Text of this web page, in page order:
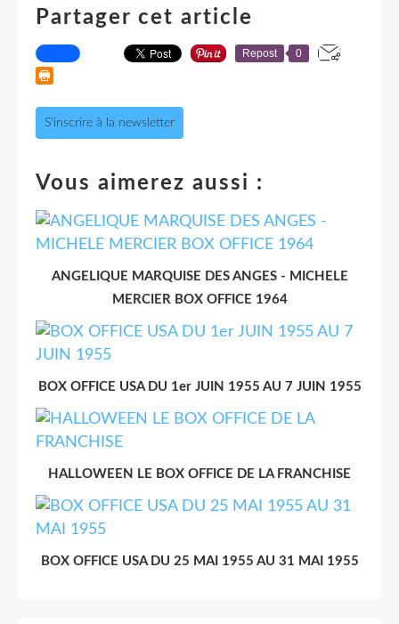
Partager cet article
Repost 0
S'inscrire à la newsletter
Vous aimerez aussi :
ANGELIQUE MARQUISE DES ANGES - MICHELE
MERCIER BOX OFFICE 1964
BOX OFFICE USA DU 1er JUIN 1955 AU 7 JUIN 1955
HALLOWEEN LE BOX OFFICE DE LA FRANCHISE
BOX OFFICE USA DU 25 MAI 1955 AU 31 MAI 1955